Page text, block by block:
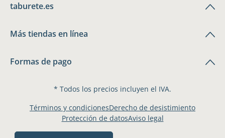
taburete.es
Más tiendas en línea
Formas de pago
* Todos los precios incluyen el IVA.
Términos y condicionesDerecho de desistimiento
Protección de datosAviso legal